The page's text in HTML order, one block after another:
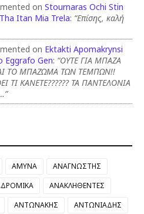
on Stournaras Ochi Stin
Itan Mia Trela: “Επίσης, καλή
on Ektakti Apomakrynsi
Eggrafo Gen: “ΟΥΤΕ ΓΙΑ ΜΠΑΖΑ
ΤΟ ΜΠΑΖΩΜΑ ΤΩΝ ΤΕΜΠΩΝ!!
ΤΙ ΚΑΝΕΤΕ?????? ΤΑ ΠΑΝΤΕΛΟΝΙΑ
ΑΜΥΝΑ
ΑΝΑΓΝΩΣΤΗΣ
ΑΝΑΚΛΗΘΕΝΤΕΣ
ΑΝΤΩΝΑΚΗΣ
ΑΝΤΩΝΙΑΔΗΣ